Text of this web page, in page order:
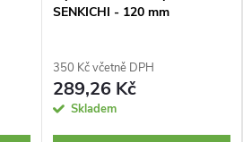
SENKICHI - 120 mm
350 Kč včetně DPH
289,26 Kč
Skladem